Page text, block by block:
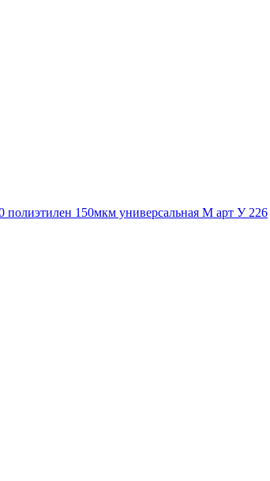
полиэтилен 150мкм универсальная М арт У 226